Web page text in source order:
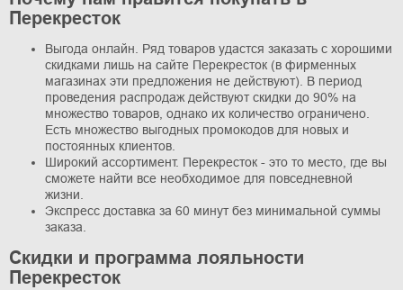
Перекресток
Выгода онлайн. Ряд товаров удастся заказать с хорошими
скидками лишь на сайте Перекресток (в фирменных
магазинах эти предложения не действуют). В период
проведения распродаж действуют скидки до 90% на
множество товаров, однако их количество ограничено.
Есть множество выгодных промокодов для новых и
постоянных клиентов.
Широкий ассортимент. Перекресток - это то место, где вы
сможете найти все необходимое для повседневной
жизни.
Экспресс доставка за 60 минут без минимальной суммы
заказа.
Скидки и программа лояльности
Перекресток